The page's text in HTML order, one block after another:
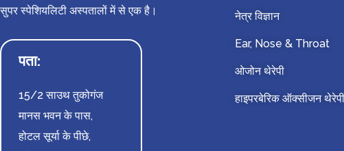
सुपर स्पेशियलिटी अस्पतालों में से एक है।
पता:
15/2 साउथ तुकोगंज
मानस भवन के पास,
होटल सूर्या के पीछे,
नेत्र विज्ञान
Ear, Nose & Throat
ओजोन थेरेपी
हाइपरबेरिक ऑक्सीजन थेरेपी